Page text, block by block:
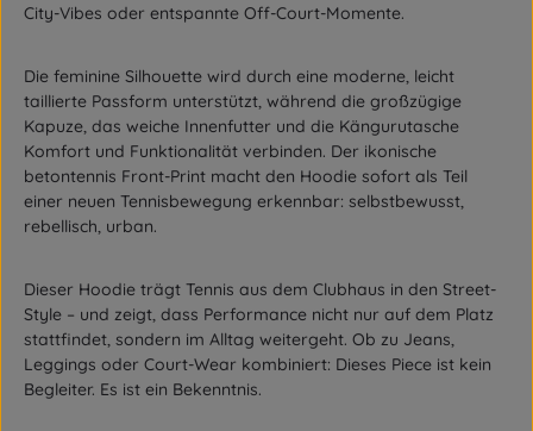
City-Vibes oder entspannte Off-Court-Momente.
Die feminine Silhouette wird durch eine moderne, leicht
taillierte Passform unterstützt, während die großzügige
Kapuze , das weiche Innenfutter und die Kängurutasche
Komfort und Funktionalität verbinden. Der ikonische
betontennis Front-Print macht den Hoodie sofort als Teil
einer neuen Tennisbewegung erkennbar: selbstbewusst,
rebellisch, urban.
Dieser Hoodie trägt Tennis aus dem Clubhaus in den Street-
Style – und zeigt, dass Performance nicht nur auf dem Platz
stattfindet, sondern im Alltag weitergeht. Ob zu Jeans,
Leggings oder Court-Wear kombiniert: Dieses Piece ist kein
Begleiter. Es ist ein Bekenntnis.